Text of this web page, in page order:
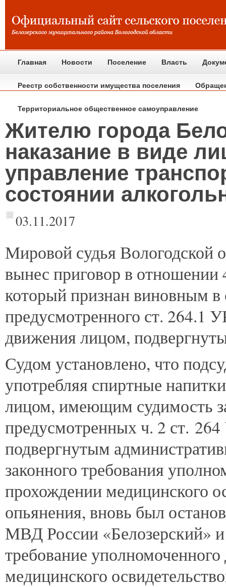
Главная Новости Поселение Власть
Реестр собственности имущества поселения
Территориальное общественное самоуправление
Жителю города
наказание в виде
управление
состоянии
03.11.2017
Мировой судья Вологодской
вынес приговор в отношении
который признан виновным
предусмотренного ст. 264.1
движения лицом,
Судом установлено, что
употребляя спиртные
лицом, имеющим судимость
предусмотренных ч. 2 ст.
подвергнутым
законного требования
прохождении медицинского
опьянения, вновь был
МВД России «Белозерский» и
требование
медицинского